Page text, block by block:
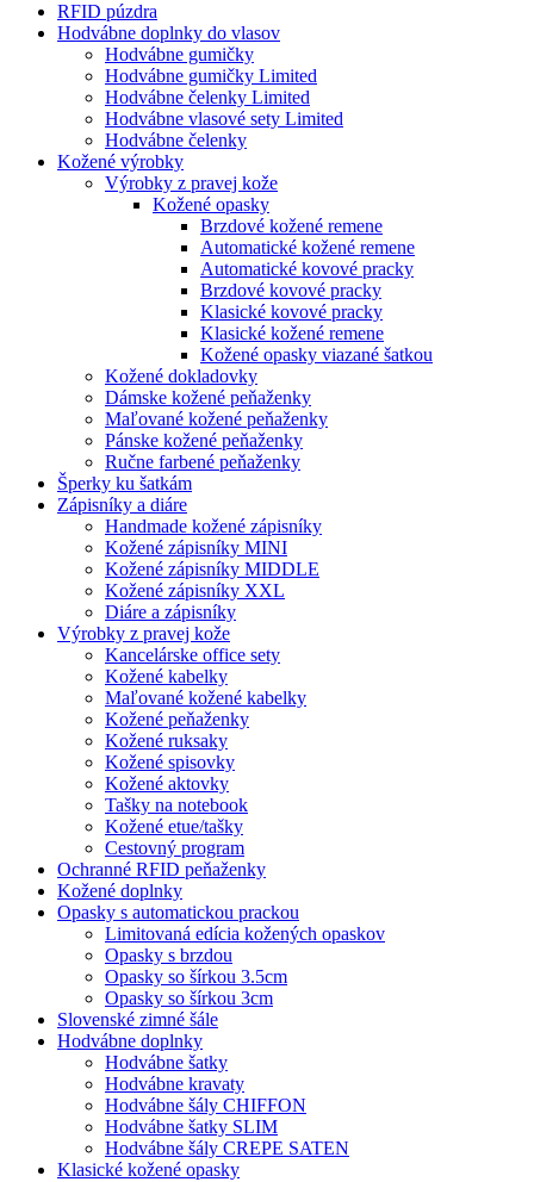
RFID púzdra
Hodvábne doplnky do vlasov
Hodvábne gumičky
Hodvábne gumičky Limited
Hodvábne čelenky Limited
Hodvábne vlasové sety Limited
Hodvábne čelenky
Kožené výrobky
Výrobky z pravej kože
Kožené opasky
Brzdové kožené remene
Automatické kožené remene
Automatické kovové pracky
Brzdové kovové pracky
Klasické kovové pracky
Klasické kožené remene
Kožené opasky viazané šatkou
Kožené dokladovky
Dámske kožené peňaženky
Maľované kožené peňaženky
Pánske kožené peňaženky
Ručne farbené peňaženky
Šperky ku šatkám
Zápisníky a diáre
Handmade kožené zápisníky
Kožené zápisníky MINI
Kožené zápisníky MIDDLE
Kožené zápisníky XXL
Diáre a zápisníky
Výrobky z pravej kože
Kancelárske office sety
Kožené kabelky
Maľované kožené kabelky
Kožené peňaženky
Kožené ruksaky
Kožené spisovky
Kožené aktovky
Tašky na notebook
Kožené etue/tašky
Cestovný program
Ochranné RFID peňaženky
Kožené doplnky
Opasky s automatickou prackou
Limitovaná edícia kožených opaskov
Opasky s brzdou
Opasky so šírkou 3.5cm
Opasky so šírkou 3cm
Slovenské zimné šále
Hodvábne doplnky
Hodvábne šatky
Hodvábne kravaty
Hodvábne šály CHIFFON
Hodvábne šatky SLIM
Hodvábne šály CREPE SATEN
Klasické kožené opasky